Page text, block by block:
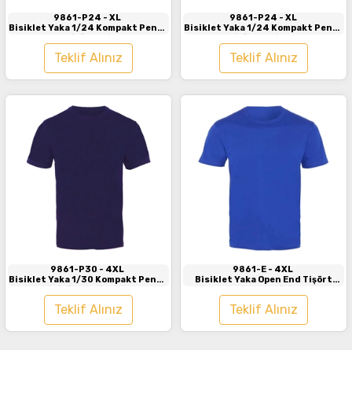
9861-P24 - XL
Bisiklet Yaka 1/24 Kompakt Penye
Teklif Alınız
9861-P24 - XL
Bisiklet Yaka 1/24 Kompakt Penye
Teklif Alınız
9861-P30 - 4XL
Bisiklet Yaka 1/30 Kompakt Penye
Tişört Lacivert
Teklif Alınız
9861-E - 4XL
Bisiklet Yaka Open End Tişört
Saks Mavisi
Teklif Alınız